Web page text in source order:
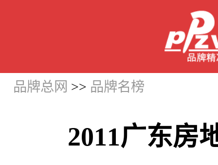
品牌总网 >> 品牌名榜
2011广东房